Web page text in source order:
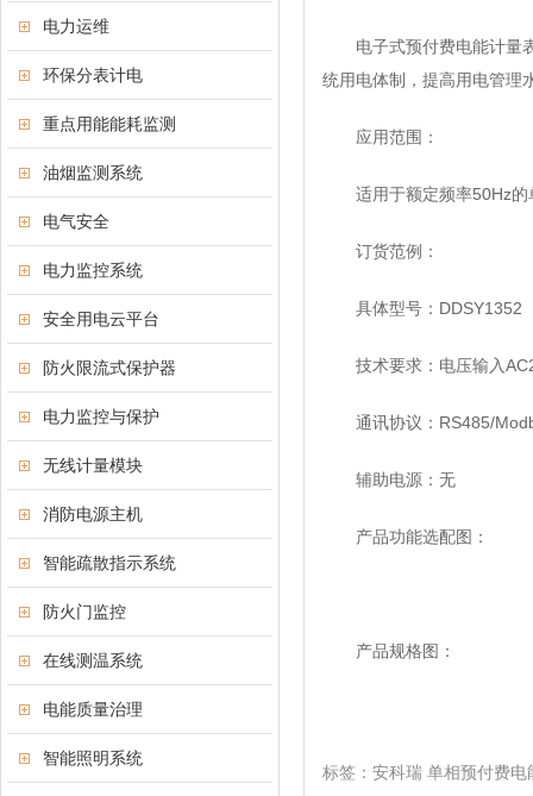
电力运维
环保分表计电
重点用能能耗监测
油烟监测系统
电气安全
电力监控系统
安全用电云平台
防火限流式保护器
电力监控与保护
无线计量模块
消防电源主机
智能疏散指示系统
防火门监控
在线测温系统
电能质量治理
智能照明系统
电子式预付费电能计量表
统用电体制，提高用电管理
应用范围：
适用于额定频率50Hz的
订货范例：
具体型号：DDSY1352
技术要求：电压输入
通讯协议：RS485/
辅助电源：无
产品功能选配图：
产品规格图：
标签：安科瑞 单相预付费